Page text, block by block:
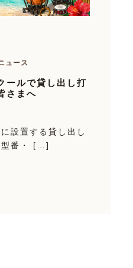
ュース
ールで貸し出し打
さまへ
設置する貸し出し
型番・ […]